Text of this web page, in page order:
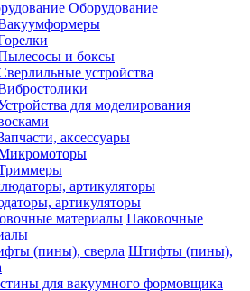
Оборудование
и боксы
устройства
для моделирования
аксессуары
артикуляторы
Паковочные
Штифты (пины),